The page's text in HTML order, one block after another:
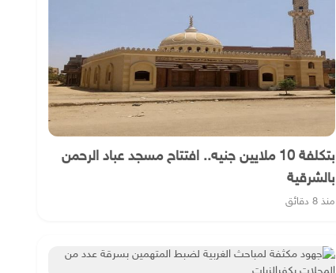
بتكلفة 10 ملايين جنيه.. افتتاح مسجد عباد الرحمن
بالشرقية
منذ 8 دقائق